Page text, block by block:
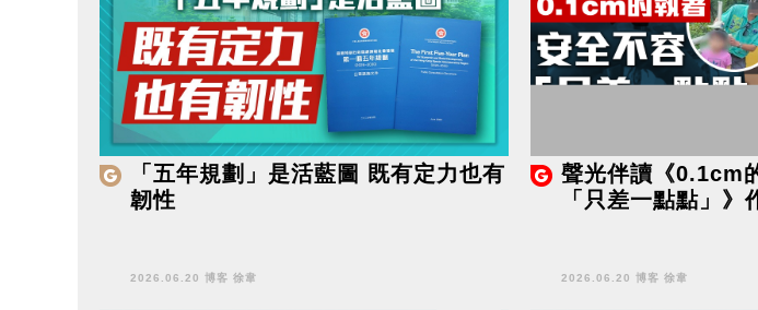
「五年規劃」是活藍圖 既有定力也有
韌性
2026.06.20 博客 徐韋
聲光伴讀《0.1cm
「只差一點點」》
2026.06.20 博客 徐韋